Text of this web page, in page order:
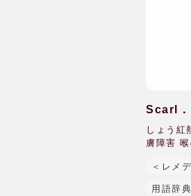
Scarl．
しょう紅
膚障害
＜レメ
用語辞典